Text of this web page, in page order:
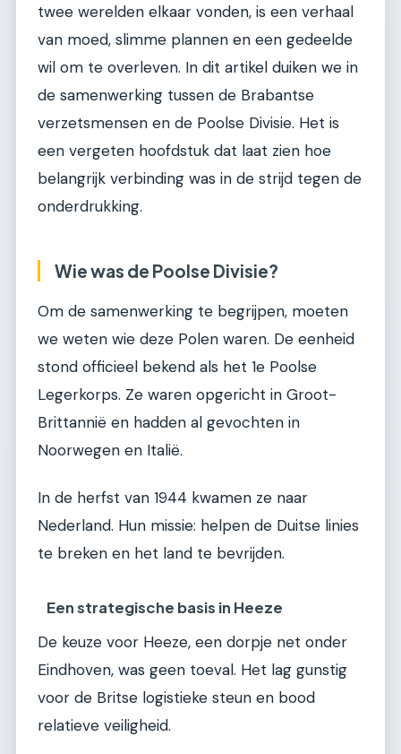
twee werelden elkaar vonden, is een verhaal
van moed, slimme plannen en een gedeelde
wil om te overleven. In dit artikel duiken we in
de samenwerking tussen de Brabantse
verzetsmensen en de Poolse Divisie. Het is
een vergeten hoofdstuk dat laat zien hoe
belangrijk verbinding was in de strijd tegen de
onderdrukking.
Wie was de Poolse Divisie?
Om de samenwerking te begrijpen, moeten
we weten wie deze Polen waren. De eenheid
stond officieel bekend als het 1e Poolse
Legerkorps. Ze waren opgericht in Groot-
Brittannië en hadden al gevochten in
Noorwegen en Italië.
In de herfst van 1944 kwamen ze naar
Nederland. Hun missie: helpen de Duitse linies
te breken en het land te bevrijden.
Een strategische basis in Heeze
De keuze voor Heeze, een dorpje net onder
Eindhoven, was geen toeval. Het lag gunstig
voor de Britse logistieke steun en bood
relatieve veiligheid.